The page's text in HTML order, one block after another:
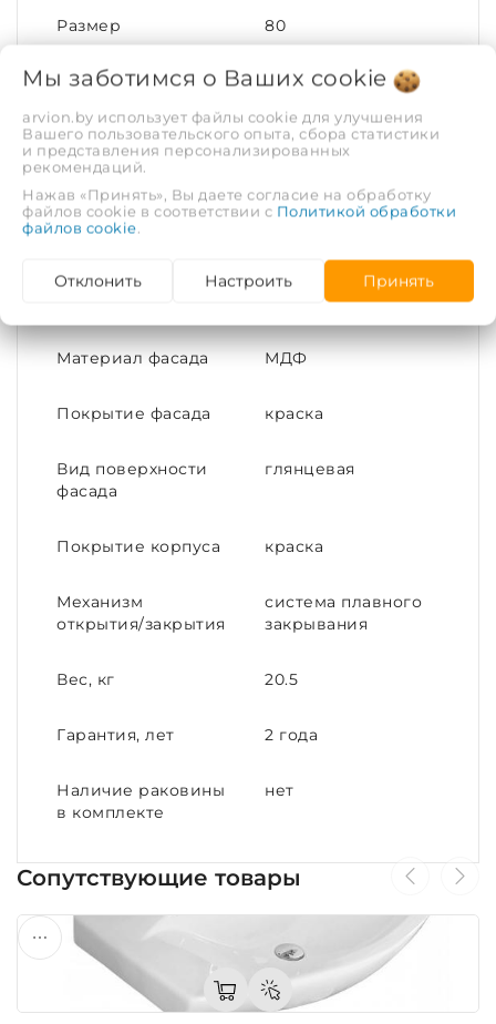
Размер 80
Ширина, см 76
Глубина, см 44.2
Материал корпуса ВЛДСП
тёмно-коричневый
Материал фасада МДФ
Покрытие фасада краска
Вид поверхности
фасада
глянцевая
Покрытие корпуса краска
Механизм
открытия/закрытия
система плавного
закрывания
Вес, кг 20.5
Гарантия, лет 2 года
Наличие раковины
в комплекте
нет
Сопутствующие товары
Мы заботимся о Ваших cookie
arvion.by использует файлы cookie для улучшения
Вашего пользовательского опыта, сбора статистики
и представления персонализированных
рекомендаций.
Нажав «Принять», Вы даете согласие на обработку
файлов cookie в соответствии с Политикой обработки
файлов cookie
Отклонить Настроить Принять